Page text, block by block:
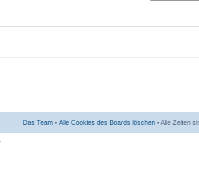
Das Team • Alle Cookies des Boards löschen • Alle Zeiten